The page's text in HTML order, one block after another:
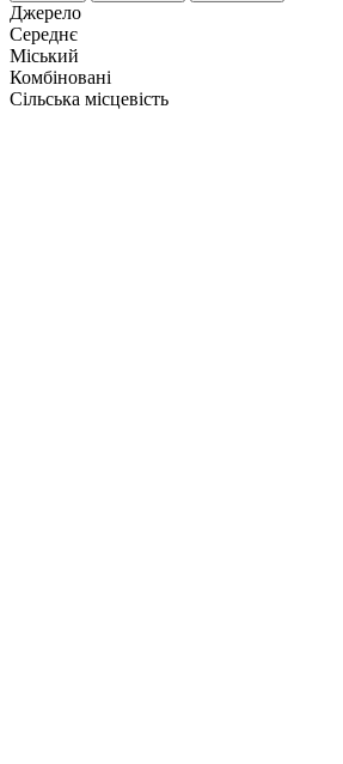
Джерело
Середнє
Міський
Комбіновані
Сільська місцевість